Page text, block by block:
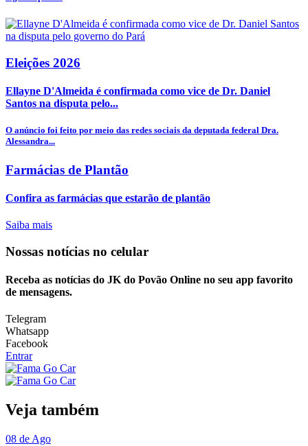
Eleições 2026
Ellayne D'Almeida é confirmada como vice de Dr. Daniel
Santos na disputa pelo...
O anúncio foi feito por meio das redes sociais da deputada federal Dra.
Alessandra...
Farmácias de Plantão
Confira as farmácias que estarão de plantão
Saiba mais
Nossas notícias no celular
Receba as notícias do JK do Povão Online no seu app favorito
de mensagens.
Telegram
Whatsapp
Facebook
Entrar
Veja também
08 de Ago